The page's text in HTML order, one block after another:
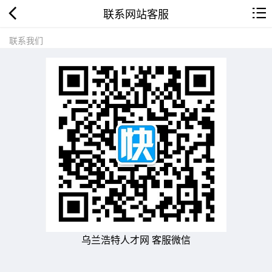
联系网站客服
联系我们
乌兰浩特人才网 客服微信